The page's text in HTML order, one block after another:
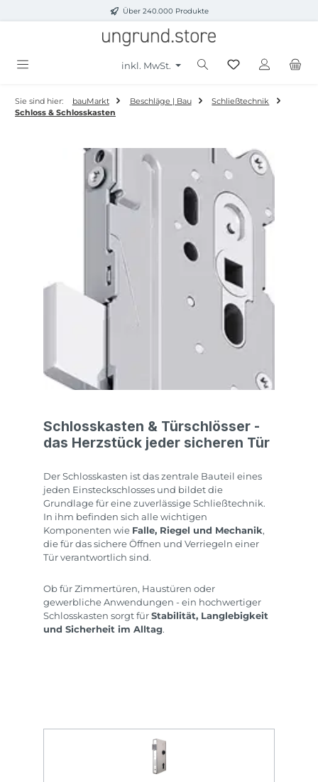
Zum Hauptinhalt springenÜber 240.000 Produkte
inkl. MwSt.
Sie sind hier: bauMarkt Beschläge | Bau
Schließtechnik
Schloss & Schlosskasten
Schlosskasten & Türschlösser -
das Herzstück jeder sicheren Tür
Der Schlosskasten ist das zentrale Bauteil eines
jeden Einsteckschlosses und bildet die
Grundlage für eine zuverlässige Schließtechnik.
In ihm befinden sich alle wichtigen
Komponenten wie Falle, Riegel und Mechanik,
die für das sichere Öffnen und Verriegeln einer
Tür verantwortlich sind.
Ob für Zimmertüren, Haustüren oder
gewerbliche Anwendungen - ein hochwertiger
Schlosskasten sorgt für Stabilität, Langlebigkeit
und Sicherheit im Alltag.